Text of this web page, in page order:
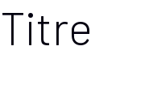
Titre